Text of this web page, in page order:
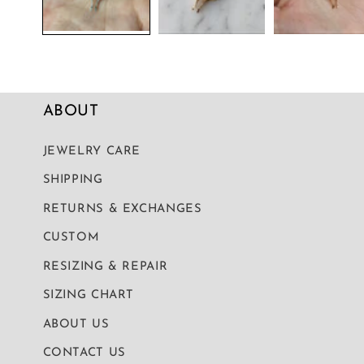
ABOUT
JEWELRY CARE
SHIPPING
RETURNS & EXCHANGES
CUSTOM
RESIZING & REPAIR
SIZING CHART
ABOUT US
CONTACT US